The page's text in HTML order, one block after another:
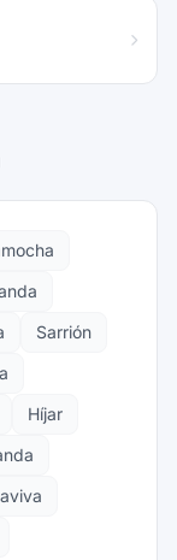
Sarrión
Híjar